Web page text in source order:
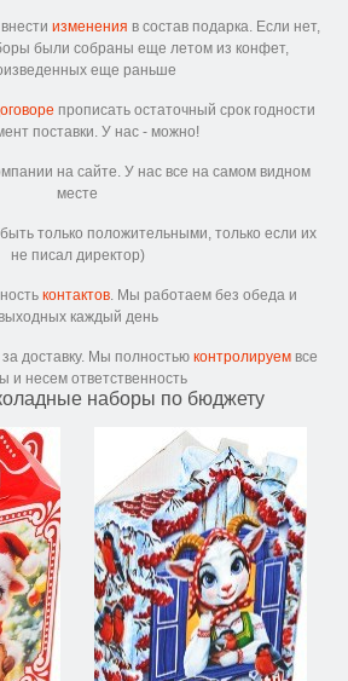
изменения в состав подарка. Если нет,
были собраны еще летом из конфет,
еще раньше
прописать остаточный срок годности
поставки. У нас - можно!
на сайте. У нас все на самом видном
месте
только положительными, только если их
не писал директор)
контактов. Мы работаем без обеда и
выходных каждый день
доставку. Мы полностью контролируем все
и несем ответственность
наборы по бюджету